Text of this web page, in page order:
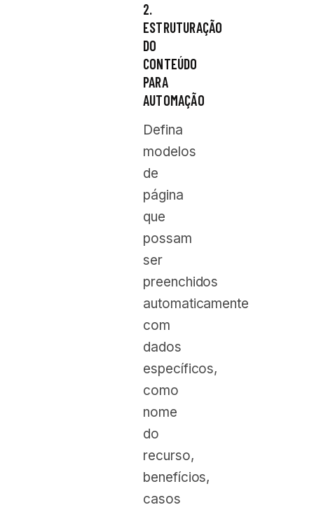
2.
ESTRUTURAÇÃO
DO
CONTEÚDO
PARA
AUTOMAÇÃO
Defina
modelos
de
página
que
possam
ser
preenchidos
automaticamente
com
dados
específicos,
como
nome
do
recurso,
benefícios,
casos